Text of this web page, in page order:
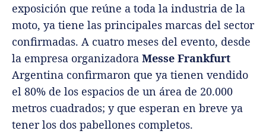
exposición que reúne a toda la industria de la
moto, ya tiene las principales marcas del sector
confirmadas. A cuatro meses del evento, desde
la empresa organizadora Messe Frankfurt
Argentina confirmaron que ya tienen vendido
el 80% de los espacios de un área de 20.000
metros cuadrados; y que esperan en breve ya
tener los dos pabellones completos.